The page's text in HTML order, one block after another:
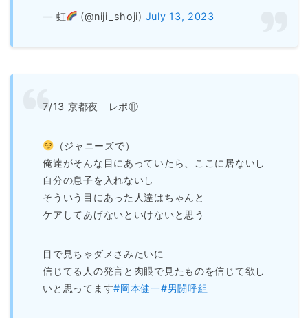
— 虹 (@niji_shoji) July 13, 2023
7/13 京都夜 レポ⑪
（ジャニーズで）
俺達がそんな目にあっていたら、ここに居ないし
自分の息子を入れないし
そういう目にあった人達はちゃんと
ケアしてあげないといけないと思う
目で見ちゃダメさみたいに
信じてる人の発言と肉眼で見たものを信じて欲し
いと思ってます#岡本健一#男闘呼組